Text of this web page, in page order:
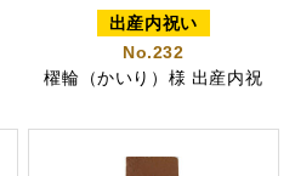
リジナル）
出産内祝い
No.232
櫂輪（かいり）様 出産内祝